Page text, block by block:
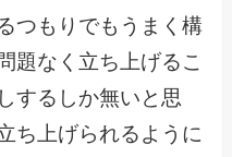
つもりでもうまく構
題なく立ち上げるこ
するしか無いと思
ち上げられるように